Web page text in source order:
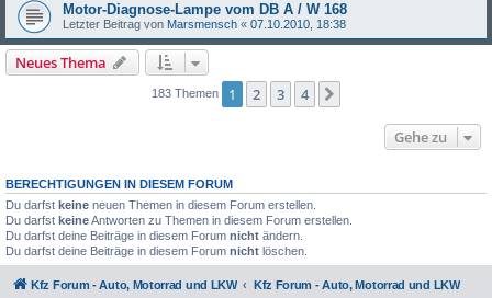
Motor-Diagnose-Lampe vom DB A / W 168
Letzter Beitrag von Marsmensch « 07.10.2010, 18:38
Neues Thema
183 Themen 1 2 3 4
Gehe zu
BERECHTIGUNGEN IN DIESEM FORUM
Du darfst keine neuen Themen in diesem Forum erstellen.
Du darfst keineAntworten zu Themen in diesem Forum erstellen.
Du darfst deine Beiträge in diesem Forum nicht ändern.
Du darfst deine Beiträge in diesem Forum nicht löschen.
Kfz Forum - Auto, Motorrad und LKW Kfz Forum - Auto, Motorrad und LKW